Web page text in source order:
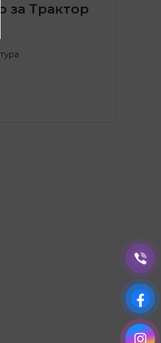
за Трактор